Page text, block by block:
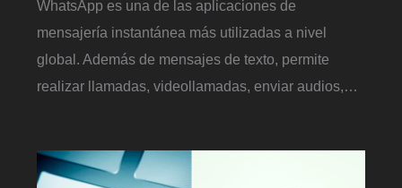
WhatsApp es una de las aplicaciones de
mensajería instantánea más utilizadas a nivel
global. Además de mensajes de texto, permite
realizar llamadas, videollamadas, enviar audios,…